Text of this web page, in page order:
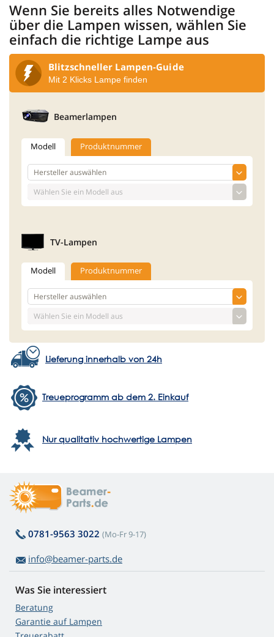
Wenn Sie bereits alles Notwendige
über die Lampen wissen, wählen Sie
einfach die richtige Lampe aus
Blitzschneller Lampen-Guide
Mit 2 Klicks Lampe finden
Beamerlampen
Modell Produktnummer
TV-Lampen
Modell Produktnummer
Lieferung innerhalb von 24h
Treueprogramm ab dem 2. Einkauf
Nur qualitativ hochwertige Lampen
0781-9563 3022 (Mo-Fr 9-17)
info@beamer-parts.de
Was Sie interessiert
Beratung
Garantie auf Lampen